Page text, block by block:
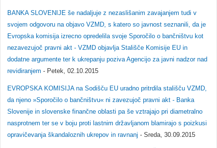
BANKA SLOVENIJE še nadaljuje z nezaslišanim zavajanjem tudi v
svojem odgovoru na objavo VZMD, s katero so javnost seznanili, da je
Evropska komisija izrecno opredelila svoje Sporočilo o bančništvu kot
nezavezujoč pravni akt - VZMD objavlja Stališče Komisije EU in
dodatne argumente ter k ukrepanju poziva Agencijo za javni nadzor nad
revidiranjem - Petek, 02.10.2015
EVROPSKA KOMISIJA na Sodišču EU uradno pritrdila stališču VZMD,
da njeno »Sporočilo o bančništvu« ni zavezujoč pravni akt - Banka
Slovenije in slovenske finančne oblasti pa še vztrajajo pri diametralno
nasprotnem ter se v boju proti lastnim državljanom blamirajo s poizkusi
opravičevanja škandaloznih ukrepov in ravnanj - Sreda, 30.09.2015